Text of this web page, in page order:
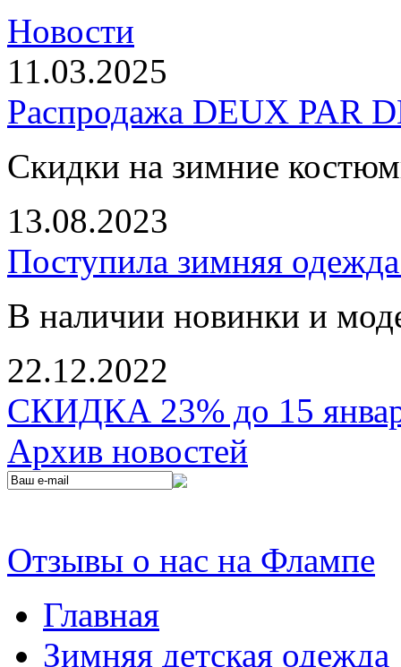
Новости
11.03.2025
Распродажа DEUX PAR
Скидки на зимние
13.08.2023
Поступила зимняя
В наличии новинки и
22.12.2022
СКИДКА 23% до 15
Архив новостей
Отзывы о нас на Флампе
Главная
Зимняя детская одежда